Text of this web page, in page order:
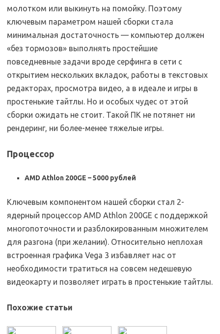
молотком или выкинуть на помойку. Поэтому
ключевым параметром нашей сборки стала
минимальная достаточность — компьютер должен
«без тормозов» выполнять простейшие
повседневные задачи вроде серфинга в сети с
открытием нескольких вкладок, работы в текстовых
редакторах, просмотра видео, а в идеале и игры в
простенькие тайтлы. Но и особых чудес от этой
сборки ожидать не стоит. Такой ПК не потянет ни
рендеринг, ни более-менее тяжелые игры.
Процессор
AMD Athlon 200GE – 5000 рублей
Ключевым компонентом нашей сборки стал 2-
ядерный процессор AMD Athlon 200GE с поддержкой
многопоточности и разблокированным множителем
для разгона (при желании). Относительно неплохая
встроенная графика Vega 3 избавляет нас от
необходимости тратиться на совсем недешевую
видеокарту и позволяет играть в простенькие тайтлы.
Похожие статьи